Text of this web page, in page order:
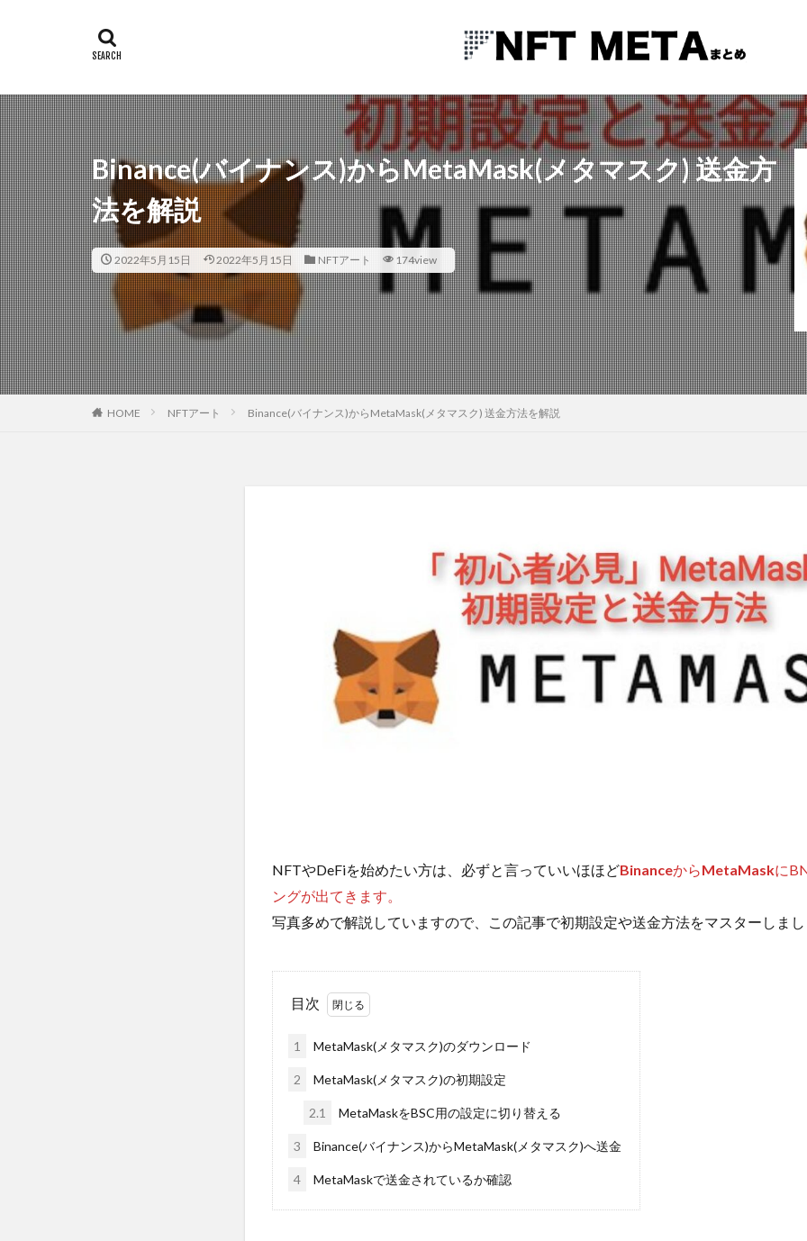
Binance(バイナンス)からMetaMask(メタマスク) 送金方
法を解説
2022年5月15日 2022年5月15日 NFTアート 174view
HOME NFTアート Binance(バイナンス)からMetaMask(メタマスク) 送金方法を解説
NFTやDeFiを始めたい方は、必ずと言っていいほほどBinanceからMetaMaskに
ングが出てきます。
写真多めで解説していますので、この記事で初期設定や送金方法をマスターしま
目次
1 MetaMask(メタマスク)のダウンロード
2 MetaMask(メタマスク)の初期設定
2.1 MetaMaskをBSC用の設定に切り替える
3 Binance(バイナンス)からMetaMask(メタマスク)へ送金
4 MetaMaskで送金されているか確認